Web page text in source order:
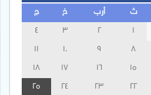
ث أرب خ ج
3
15
17
18
23
24
25